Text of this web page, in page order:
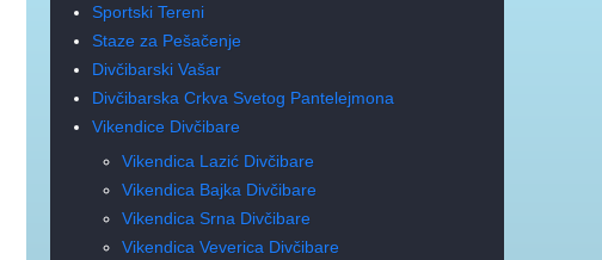
Sportski Tereni
Staze za Pešačenje
Divčibarski Vašar
Divčibarska Crkva Svetog Pantelejmona
Vikendice Divčibare
Vikendica Lazić Divčibare
Vikendica Bajka Divčibare
Vikendica Srna Divčibare
Vikendica Veverica Divčibare